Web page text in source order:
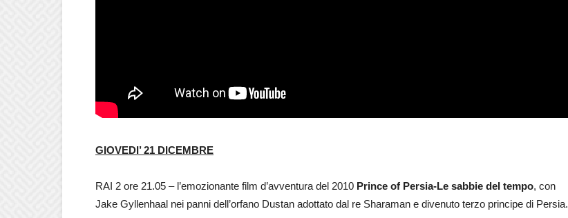
GIOVEDI’ 21 DICEMBRE
RAI 2 ore 21.05 – l’emozionante film d’avventura del 2010 Prince of Persia-Le sabbie del tempo, con
Jake Gyllenhaal nei panni dell’orfano Dustan adottato dal re Sharaman e divenuto terzo principe di Persia.